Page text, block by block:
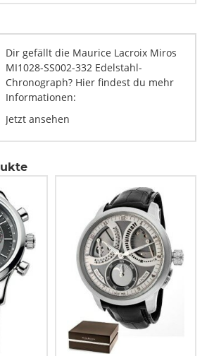
Dir gefällt die Maurice Lacroix Miros
MI1028-SS002-332 Edelstahl-
Chronograph? Hier findest du mehr
Informationen:
Jetzt ansehen